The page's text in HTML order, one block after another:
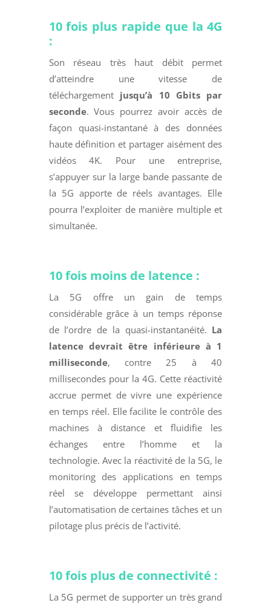
10 fois plus rapide que la 4G
:
Son réseau très haut débit permet
d’atteindre une vitesse de
téléchargement jusqu’à 10 Gbits par
seconde. Vous pourrez avoir accès de
façon quasi-instantané à des données
haute définition et partager aisément des
vidéos 4K. Pour une entreprise,
s’appuyer sur la large bande passante de
la 5G apporte de réels avantages. Elle
pourra l’exploiter de manière multiple et
simultanée.
10 fois moins de latence :
La 5G offre un gain de temps
considérable grâce à un temps réponse
de l’ordre de la quasi-instantanéité. La
latence devrait être inférieure à 1
milliseconde, contre 25 à 40
millisecondes pour la 4G. Cette réactivité
accrue permet de vivre une expérience
en temps réel. Elle facilite le contrôle des
machines à distance et fluidifie les
échanges entre l’homme et la
technologie. Avec la réactivité de la 5G, le
monitoring des applications en temps
réel se développe permettant ainsi
l’automatisation de certaines tâches et un
pilotage plus précis de l’activité.
10 fois plus de connectivité :
La 5G permet de supporter un très grand